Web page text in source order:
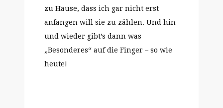
zu Hause, dass ich gar nicht erst
anfangen will sie zu zählen. Und hin
und wieder gibt’s dann was
„Besonderes“ auf die Finger – so wie
heute!